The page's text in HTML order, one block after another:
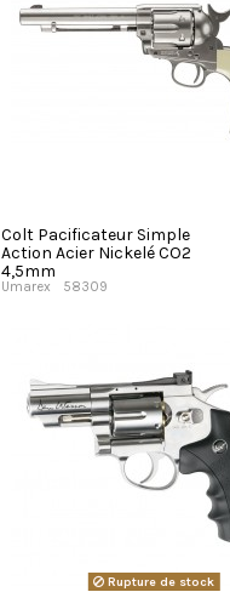
Colt Pacificateur Simple
Action Acier Nickelé CO2
4,5mm
Umarex 58309
Rupture de stock